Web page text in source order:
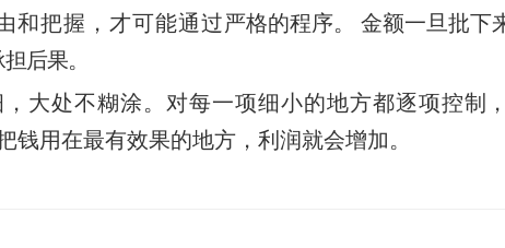
和把握，才可能通过严格的程序。
金额一旦批下
后果。
大处不糊涂。对每一项细小的地方都逐项控制
钱用在最有效果的地方，利润就会增加。